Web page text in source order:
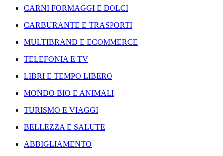
CARNI FORMAGGI E DOLCI
CARBURANTE E TRASPORTI
MULTIBRAND E ECOMMERCE
TELEFONIA E TV
LIBRI E TEMPO LIBERO
MONDO BIO E ANIMALI
TURISMO E VIAGGI
BELLEZZA E SALUTE
ABBIGLIAMENTO